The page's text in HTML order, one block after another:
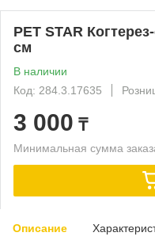
PET STAR
см
В наличии
Код: 284.3.17635
3 000 ₸
Минимальная сумма
Описание